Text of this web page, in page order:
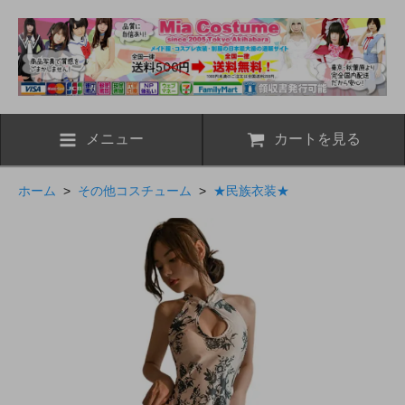
メニュー カートを見る
ホーム > その他コスチューム > ★民族衣装★